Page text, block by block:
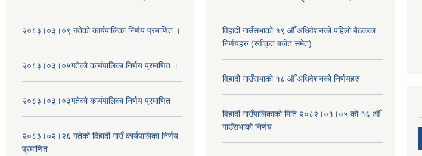
२०८३।०३।०९ गतेको कार्यपालिका निर्णय प्रमाणित ।
२०८३।०३।०५गतेको कार्यपालिका निर्णय प्रमाणित ।
२०८३।०३।०३गतेको कार्यपालिका निर्णय प्रमाणित
२०८३।०२।२६ गतेको विहादी गाउँ कार्यपालिका निर्णय
प्रमाणित
विहादी गाउँसभाको १९ औँ अधिवेशनको पहिलो बैठकका
निर्णयहरु (स्वीकृत बजेट समेत)
विहादी गाउँसभाको १८ औँ अधिवेशनको निर्णयहरु
विहादी गाउँपालिकाको मिति २०८२।०१।०५ को १६ औँ
गाउँसभाको निर्णय